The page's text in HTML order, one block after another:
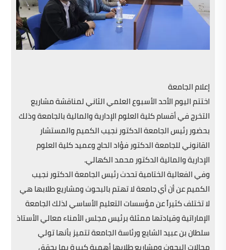
إعلام الجامعة
اختتم اليوم الأحد الأسبوع العلمي الثاني لمناقشة مشاريع
التخرج في أقسام كلية العلوم الإدارية والمالية بالجامعة وذلك
بحضور رئيس الجامعة الدكتور نجيب الكميم والمستشار
القانوني للجامعة الدكتور فؤاد الحاج وعميد كلية العلوم
الإدارية والمالية الدكتور محمد الكهالي.
وفي الفعالية الختامية تحدث رئيس الجامعة الدكتور نجيب
الكميم عن أن أي جامعة لا تهتم بالبحوث ومشاريع طلابها هي
لا تختلف كثيراً عن مؤسسات التعليم الأساسي لذلك الجامعة
الإماراتية وقيادتها ممثلة برئيس مجلس الأمناء معالي الأستاذ
سلطان بن عبيد الشايع ورئاسة الجامعة تتميز بأنها تولي